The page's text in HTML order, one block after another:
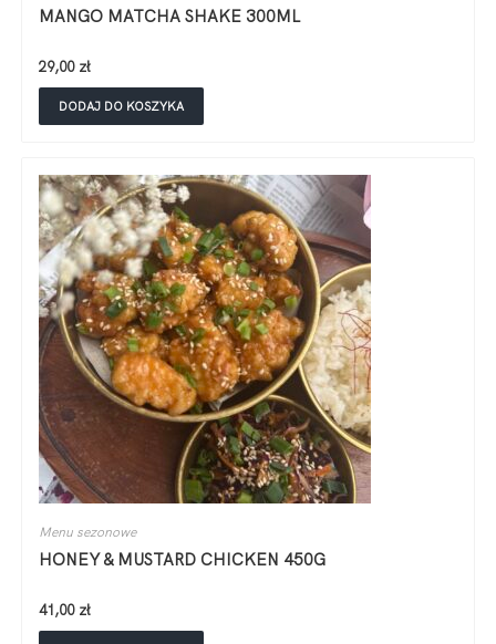
MANGO MATCHA SHAKE 300ML
29,00 zł
DODAJ DO KOSZYKA
Menu sezonowe
HONEY & MUSTARD CHICKEN 450G
41,00 zł